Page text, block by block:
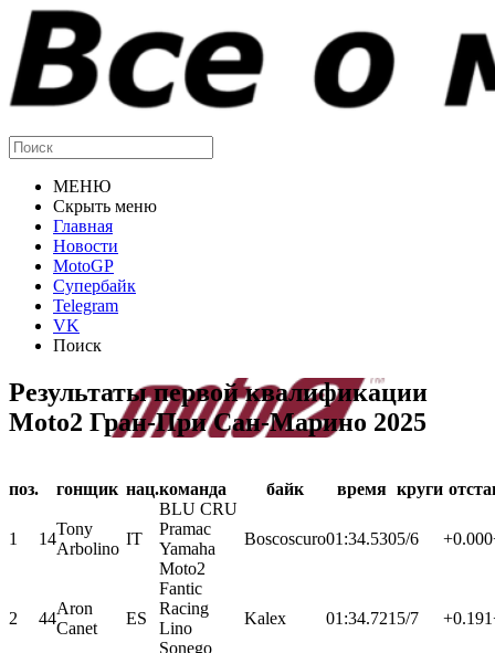
МЕНЮ
Скрыть меню
Главная
Новости
MotoGP
Супербайк
Telegram
VK
Поиск
Результаты первой квалификации
Moto2 Гран-При Сан-Марино 2025
поз. гонщик нац.команда байк время круги
1 14
Tony
Arbolino
IT
BLU CRU
Pramac
Yamaha
Moto2
Boscoscuro01:34.5305/6 +0.000
2 44
Aron
Canet
ES
Fantic
Racing
Lino
Sonego
Kalex 01:34.721 5/7 +0.191